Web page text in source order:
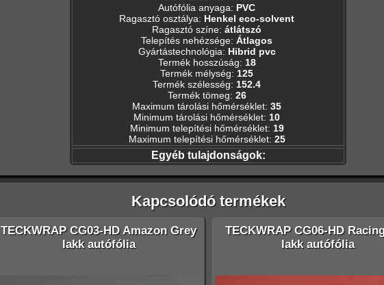
Autófólia anyaga: PVC
Ragasztó osztálya: Henkel eco-solvent
Ragasztó színe: átlátszó
Telepítés nehézsége: Átlagos
Gyártástechnológia: Hibrid pvc
Termék hosszúság: 18
Termék mélység: 125
Termék szélesség: 152.4
Termék tömeg: 26
Maximum tárolási hőmérséklet: 35
Minimum tárolási hőmérséklet: 10
Minimum telepítési hőmérséklet: 19
Maximum telepítési hőmérséklet: 25
Egyéb tulajdonságok:
Kapcsolódó termékek
TECKWRAP CG03-HD Amazon Grey
lakk autófólia
TECKWRAP CG06-HD
lakk autófólia